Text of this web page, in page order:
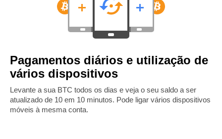
Pagamentos diários e utilização de
vários dispositivos
Levante a sua BTC todos os dias e veja o seu saldo a ser
atualizado de 10 em 10 minutos. Pode ligar vários dispositivos
móveis à mesma conta.